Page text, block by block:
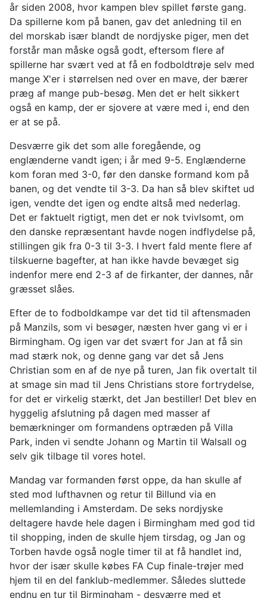
år siden 2008, hvor kampen blev spillet første gang.
Da spillerne kom på banen, gav det anledning til en
del morskab især blandt de nordjyske piger, men det
forstår man måske også godt, eftersom flere af
spillerne har svært ved at få en fodboldtrøje selv med
mange X'er i størrelsen ned over en mave, der bærer
præg af mange pub-besøg. Men det er helt sikkert
også en kamp, der er sjovere at være med i, end den
er at se på.
Desværre gik det som alle foregående, og
englænderne vandt igen; i år med 9-5. Englænderne
kom foran med 3-0, før den danske formand kom på
banen, og det vendte til 3-3. Da han så blev skiftet ud
igen, vendte det igen og endte altså med nederlag.
Det er faktuelt rigtigt, men det er nok tvivlsomt, om
den danske repræsentant havde nogen indflydelse på,
stillingen gik fra 0-3 til 3-3. I hvert fald mente flere af
tilskuerne bagefter, at han ikke havde bevæget sig
indenfor mere end 2-3 af de firkanter, der dannes, når
græsset slåes.
Efter de to fodboldkampe var det tid til aftensmaden
på Manzils, som vi besøger, næsten hver gang vi er i
Birmingham. Og igen var det svært for Jan at få sin
mad stærk nok, og denne gang var det så Jens
Christian som en af de nye på turen, Jan fik overtalt til
at smage sin mad til Jens Christians store fortrydelse,
for det er virkelig stærkt, det Jan bestiller! Det blev en
hyggelig afslutning på dagen med masser af
bemærkninger om formandens optræden på Villa
Park, inden vi sendte Johann og Martin til Walsall og
selv gik tilbage til vores hotel.
Mandag var formanden først oppe, da han skulle af
sted mod lufthavnen og retur til Billund via en
mellemlanding i Amsterdam. De seks nordjyske
deltagere havde hele dagen i Birmingham med god tid
til shopping, inden de skulle hjem tirsdag, og Jan og
Torben havde også nogle timer til at få handlet ind,
hvor der især skulle købes FA Cup finale-trøjer med
hjem til en del fanklub-medlemmer. Således sluttede
endnu en tur til Birmingham - desværre med et